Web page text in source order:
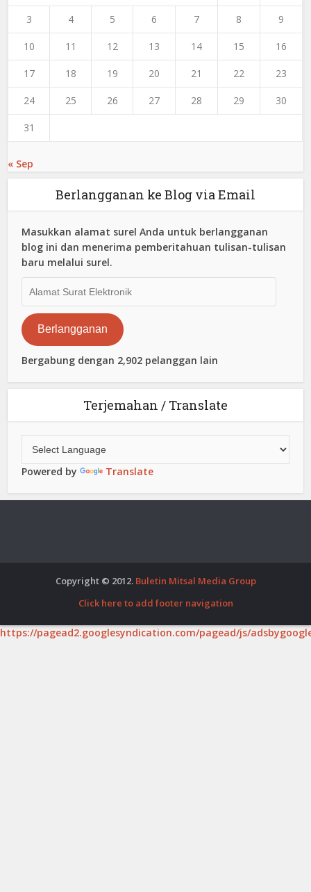
3 4 5 6 7 8 9
10 11 12 13 14 15 16
17 18 19 20 21 22 23
24 25 26 27 28 29 30
31
« Sep
Berlangganan ke Blog via Email
Masukkan alamat surel Anda untuk berlangganan
blog ini dan menerima pemberitahuan tulisan-tulisan
baru melalui surel.
Surat
Elektronik
Berlangganan
Bergabung dengan 2,902 pelanggan lain
Terjemahan / Translate
Powered by Translate
Copyright © 2012. Buletin Mitsal Media Group
Click here to add footer navigation
https://pagead2.googlesyndication.com/pagead/js/